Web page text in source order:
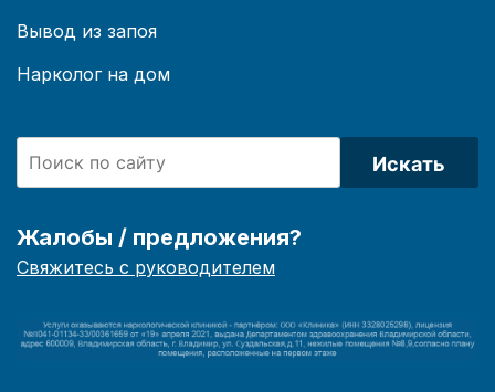
Вывод из запоя
Нарколог на дом
Искать
Жалобы / предложения?
Свяжитесь с руководителем